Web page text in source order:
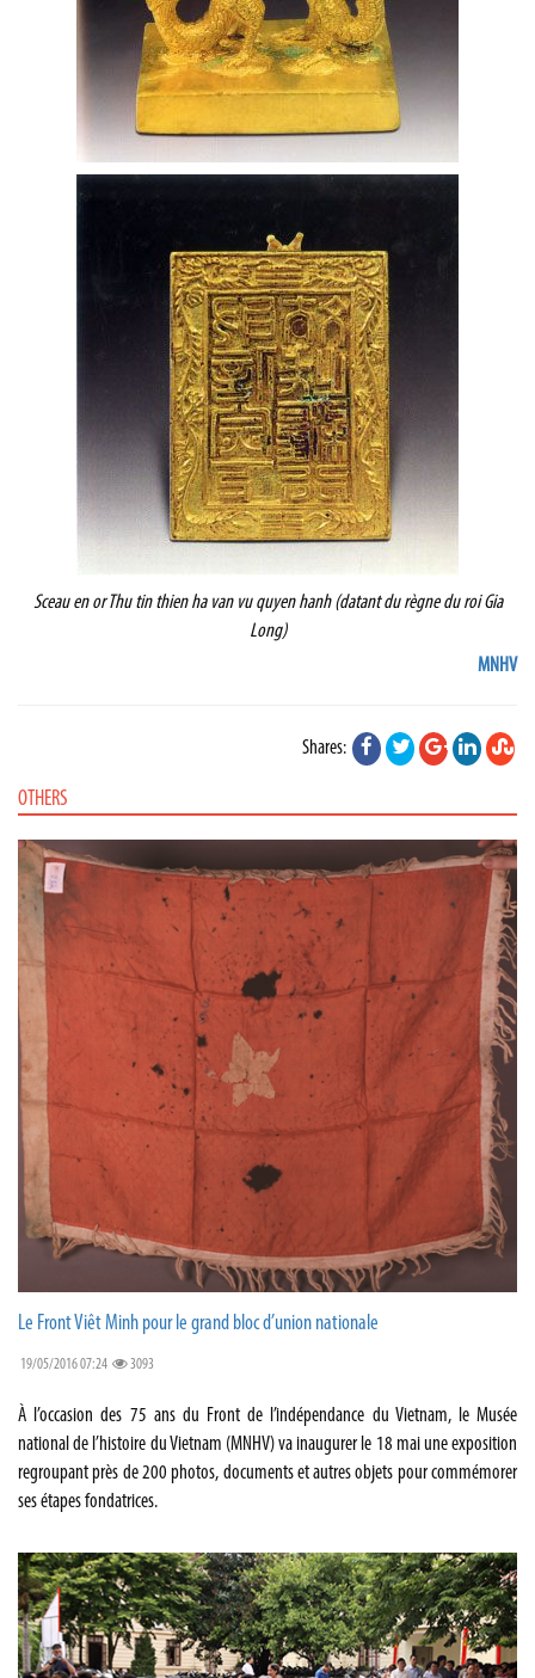
Sceau en or Thu tin thien ha van vu quyen hanh (datant du règne du roi Gia
Long)
MNHV
Shares:
OTHERS
Le Front Viêt Minh pour le grand bloc d’union nationale
19/05/2016 07:24 3093
À l’occasion des 75 ans du Front de l’indépendance du Vietnam, le Musée
national de l’histoire du Vietnam (MNHV) va inaugurer le 18 mai une exposition
regroupant près de 200 photos, documents et autres objets pour commémorer
ses étapes fondatrices.